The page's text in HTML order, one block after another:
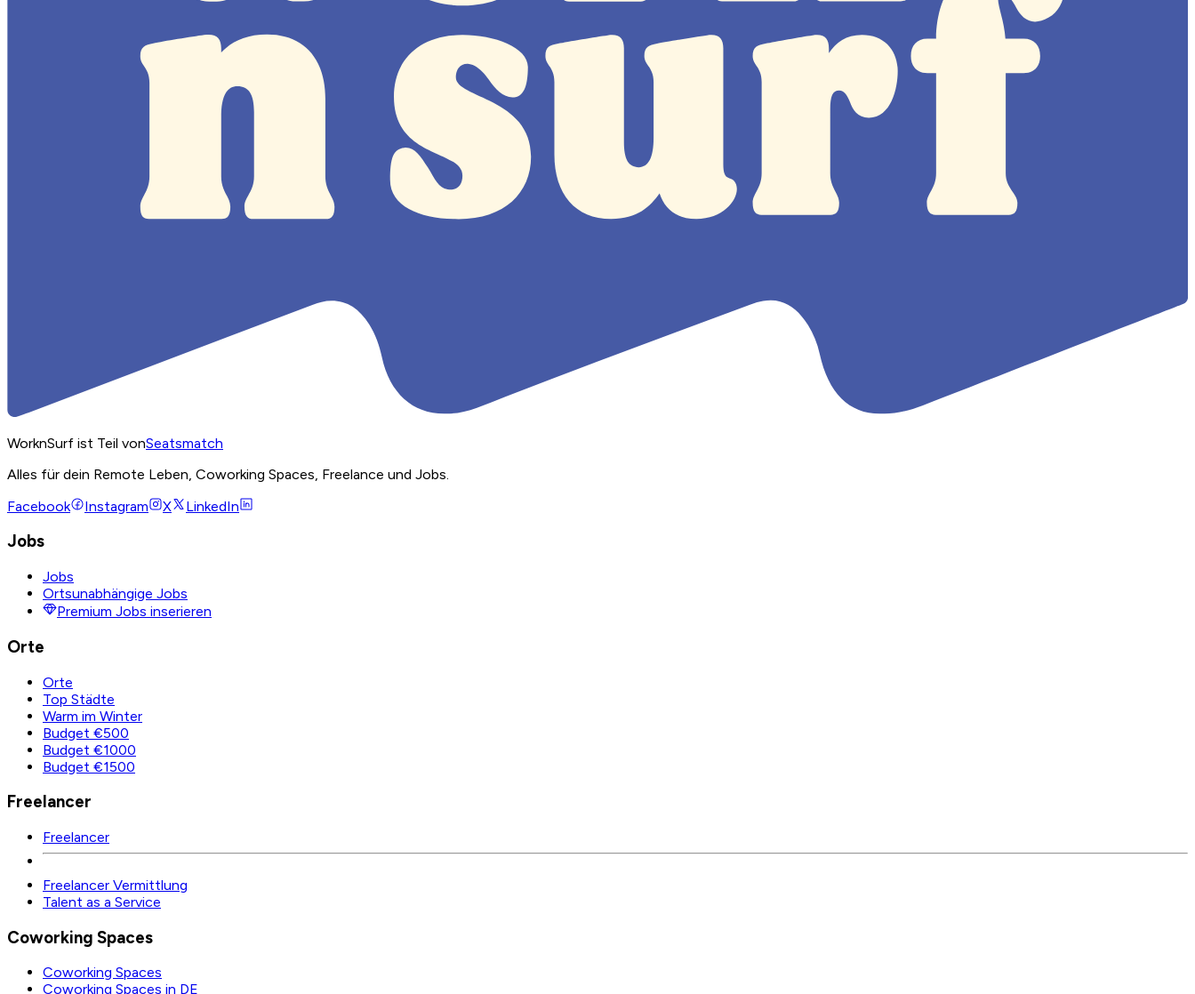
WorknSurf ist Teil vonSeatsmatch
Alles für dein Remote Leben, Coworking Spaces, Freelance und Jobs.
Facebook
Instagram X LinkedIn
Jobs
Jobs
Ortsunabhängige Jobs
Premium Jobs inserieren
Orte
Orte
Top Städte
Warm im Winter
Budget €500
Budget €1000
Budget €1500
Freelancer
Freelancer
Freelancer Vermittlung
Talent as a Service
Coworking Spaces
Coworking Spaces
Coworking Spaces in DE